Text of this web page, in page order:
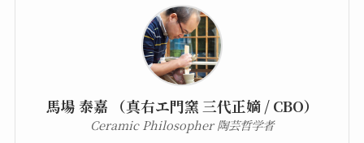
馬場 泰嘉 （真右エ門窯 三代正嫡 / CBO）
Ceramic Philosopher 陶芸哲学者